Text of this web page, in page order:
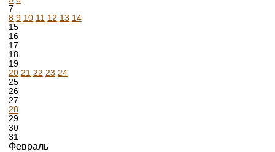
7
8 9 10 11 12 13 14
15
16
17
18
19
20 21 22 23 24
25
26
27
28
29
30
31
Февраль